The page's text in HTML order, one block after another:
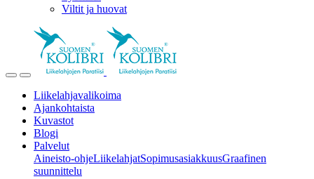
Viltit ja huovat
Liikelahjavalikoima
Ajankohtaista
Kuvastot
Blogi
Palvelut
Aineisto-ohjeLiikelahjatSopimusasiakkuusGraafinen
suunnittelu